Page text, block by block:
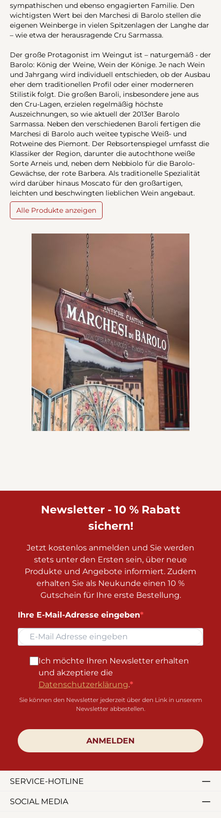
sympathischen und ebenso engagierten Familie. Den
wichtigsten Wert bei den Marchesi di Barolo stellen die
eigenen Weinberge in vielen Spitzenlagen der Langhe dar
– wie etwa der herausragende Cru Sarmassa.
Der große Protagonist im Weingut ist – naturgemäß - der
Barolo: König der Weine, Wein der Könige. Je nach Wein
und Jahrgang wird individuell entschieden, ob der Ausbau
eher dem traditionellen Profil oder einer moderneren
Stilistik folgt. Die großen Baroli, insbesondere jene aus
den Cru-Lagen, erzielen regelmäßig höchste
Auszeichnungen, so wie aktuell der 2013er Barolo
Sarmassa. Neben den verschiedenen Baroli fertigen die
Marchesi di Barolo auch weitee typische Weiß- und
Rotweine des Piemont. Der Rebsortenspiegel umfasst die
Klassiker der Region, darunter die autochthone weiße
Sorte Arneis und, neben dem Nebbiolo für die Barolo-
Gewächse, der rote Barbera. Als traditionelle Spezialität
wird darüber hinaus Moscato für den großartigen,
leichten und beschwingten lieblichen Wein angebaut.
Alle Produkte anzeigen
Newsletter - 10 % Rabatt
sichern!
Jetzt kostenlos anmelden und Sie werden
stets unter den Ersten sein, über neue
Produkte und Angebote informiert. Zudem
erhalten Sie als Neukunde einen 10 %
Gutschein für Ihre erste Bestellung.
Ihre E-Mail-Adresse eingeben
Ich möchte Ihren Newsletter erhalten
und akzeptiere die
Datenschutzerklärung.
Sie können den Newsletter jederzeit über den Link in unserem
Newsletter abbestellen.
ANMELDEN
SERVICE-HOTLINE
SOCIAL MEDIA